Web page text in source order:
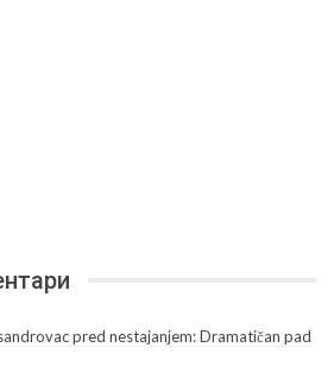
pred nestajanjem: Dramatičan pad